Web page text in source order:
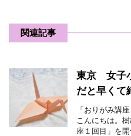
関連記事
東京 女子
だと早く
「おりがみ講
こんにちは。
座１回目」を